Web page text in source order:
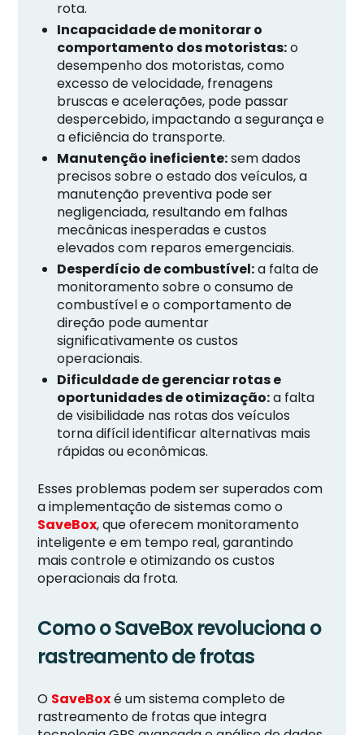
rota.
Incapacidade de monitorar o
comportamento dos motoristas:o
desempenho dos motoristas, como
excesso de velocidade, frenagens
bruscas e acelerações, pode passar
despercebido, impactando a segurança e
a eficiência do transporte.
Manutenção ineficiente:sem dados
precisos sobre o estado dos veículos, a
manutenção preventiva pode ser
negligenciada, resultando em falhas
mecânicas inesperadas e custos
elevados com reparos emergenciais.
Desperdício de combustível:a falta de
monitoramento sobre o consumo de
combustível e o comportamento de
direção pode aumentar
significativamente os custos
operacionais.
Dificuldade de gerenciar rotas e
oportunidades de otimização:a falta
de visibilidade nas rotas dos veículos
torna difícil identificar alternativas mais
rápidas ou econômicas.
Esses problemas podem ser superados com
a implementação de sistemas como o
SaveBox, que oferecem monitoramento
inteligente e em tempo real, garantindo
mais controle e otimizando os custos
operacionais da frota.
Como o SaveBox revoluciona o
rastreamento de frotas
O SaveBoxé um sistema completo de
rastreamento de frotas que integra